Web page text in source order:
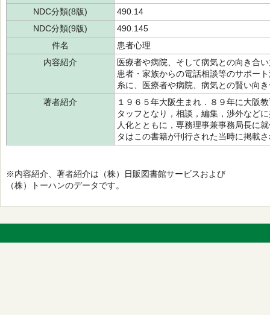
NDC分類(8版)
490.14
NDC分類(9版)
490.145
件名
患者心理
内容紹介
医療者や病院、そして病気との向き合
患者・家族からの電話相談等のサポー
糸に、医療者や病院、病気との賢い向
著者紹介
１９６５年大阪生まれ．８９年に大阪
タッフとなり，相談，編集，渉外など
人化とともに，専務理事兼事務局長に
タはこの書籍が刊行された当時に掲載
※内容紹介、著者紹介は（株）日販図書館サービスおよび
（株）トーハンのデータです。